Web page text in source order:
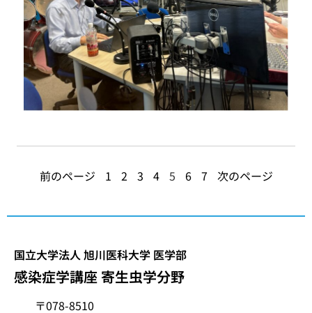
前のページ 1 2 3 4 5 6 7 次のページ
国立大学法人 旭川医科大学 医学部
感染症学講座 寄生虫学分野
〒078-8510